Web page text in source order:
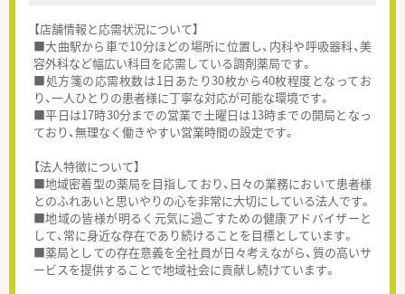
【店舗情報と応需状況について】
■大曲駅から車で10分ほどの場所に位置し、内科や呼吸器科、美
容外科など幅広い科目を応需している調剤薬局です。
■処方箋の応需枚数は1日あたり30枚から40枚程度となってお
り、一人ひとりの患者様に丁寧な対応が可能な環境です。
■平日は17時30分までの営業で土曜日は13時までの開局となっ
ており、無理なく働きやすい営業時間の設定です。
【法人特徴について】
■地域密着型の薬局を目指しており、日々の業務において患者様
とのふれあいと思いやりの心を非常に大切にしている法人です。
■地域の皆様が明るく元気に過ごすための健康アドバイザーと
して、常に身近な存在であり続けることを目標としています。
■薬局としての存在意義を全社員が日々考えながら、質の高いサ
ービスを提供することで地域社会に貢献し続けています。